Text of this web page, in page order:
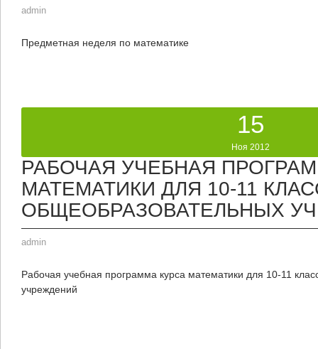
admin
Предметная неделя по математике
15
Ноя 2012
РАБОЧАЯ УЧЕБНАЯ
МАТЕМАТИКИ ДЛЯ 10-11
ОБЩЕОБРАЗОВАТЕЛЬНЫХ
admin
Рабочая учебная программа курса математики для 10-11
учреждений